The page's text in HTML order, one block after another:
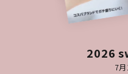
2026
7